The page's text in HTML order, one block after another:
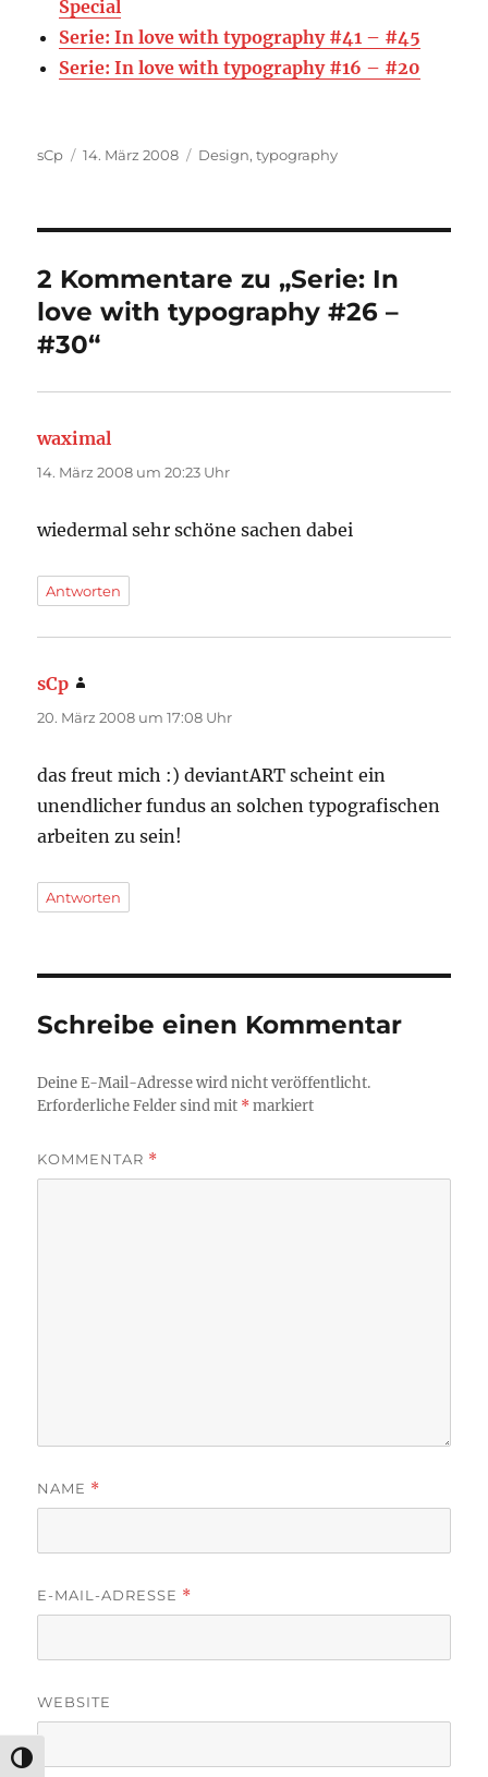
UMSCHALTEN AUF HOHE KONTRASTE
Special
Serie: In love with typography #41 – #45
Serie: In love with typography #16 – #20
Autor
sCp
Veröffentlicht
14. März 2008 Kategorien
Design,typography
2 Kommentare zu „Serie: In
love with typography #26 –
#30“
waximal
14. März 2008 um 20:23 Uhr
wiedermal sehr schöne sachen dabei
Antworten
sCp
20. März 2008 um 17:08 Uhr
das freut mich :) deviantART scheint ein
unendlicher fundus an solchen typografischen
arbeiten zu sein!
Antworten
Schreibe einen Kommentar
Deine E-Mail-Adresse wird nicht veröffentlicht.
Erforderliche Felder sind mit *markiert
KOMMENTAR *
NAME *
E-MAIL-ADRESSE *
WEBSITE